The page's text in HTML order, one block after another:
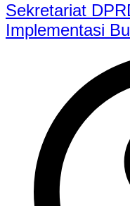
Sekretariat
Implementasi